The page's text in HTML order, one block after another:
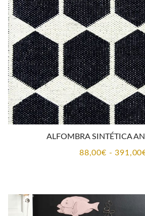
ALFOMBRA SINTÉTICA
88,00€ - 391,00